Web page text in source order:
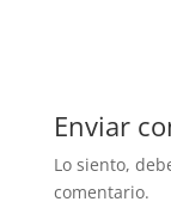
Enviar
Lo siento,
comentario.